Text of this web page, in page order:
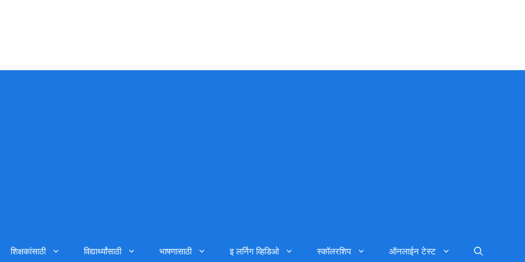
शिक्षकांसाठी विद्यार्थ्यांसाठी भाषणासाठी इ लर्निग व्हिडिओ स्कॉलरशिप ऑनलाईन टेस्ट